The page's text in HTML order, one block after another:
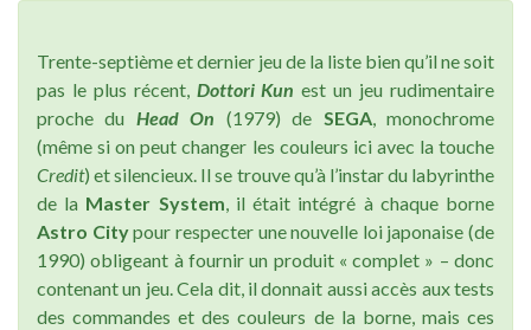
Trente-septième et dernier jeu de la liste bien qu’il ne soit
pas le plus récent, Dottori Kun est un jeu rudimentaire
proche du Head On (1979) de SEGA, monochrome
(même si on peut changer les couleurs ici avec la touche
Credit) et silencieux. Il se trouve qu’à l’instar du labyrinthe
de la Master System, il était intégré à chaque borne
Astro Citypour respecter une nouvelle loi japonaise (de
1990) obligeant à fournir un produit « complet » – donc
contenant un jeu. Cela dit, il donnait aussi accès aux tests
des commandes et des couleurs de la borne, mais ces